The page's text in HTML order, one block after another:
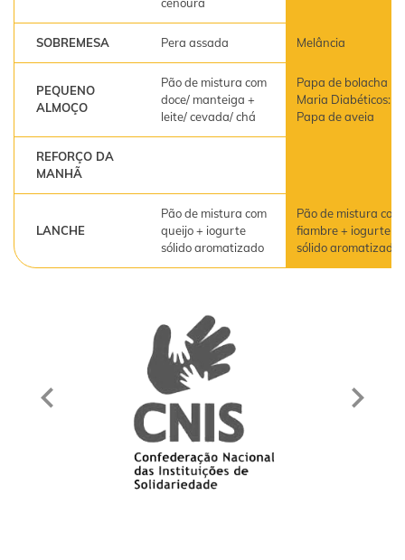
SOBREMESA Pera assada Melância
PEQUENO
ALMOÇO
Pão de mistura com
doce/ manteiga +
leite/ cevada/ chá
Papa de bolacha
Maria Diabéticos:
Papa de aveia
REFORÇO DA
MANHÃ
LANCHE
Pão de mistura com
queijo + iogurte
sólido aromatizado
Pão de mistura com
fiambre + iogurte
sólido aromatizado